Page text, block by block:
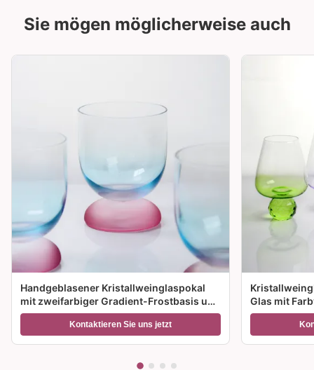
Sie mögen möglicherweise auch
Handgeblasener Kristallweinglaspokal
mit zweifarbiger Gradient-Frostbasis und
300 ml Kapazität für Weincocktails und
WohnkulturKontaktieren Sie uns jetzt
Glas mit
Geschenke